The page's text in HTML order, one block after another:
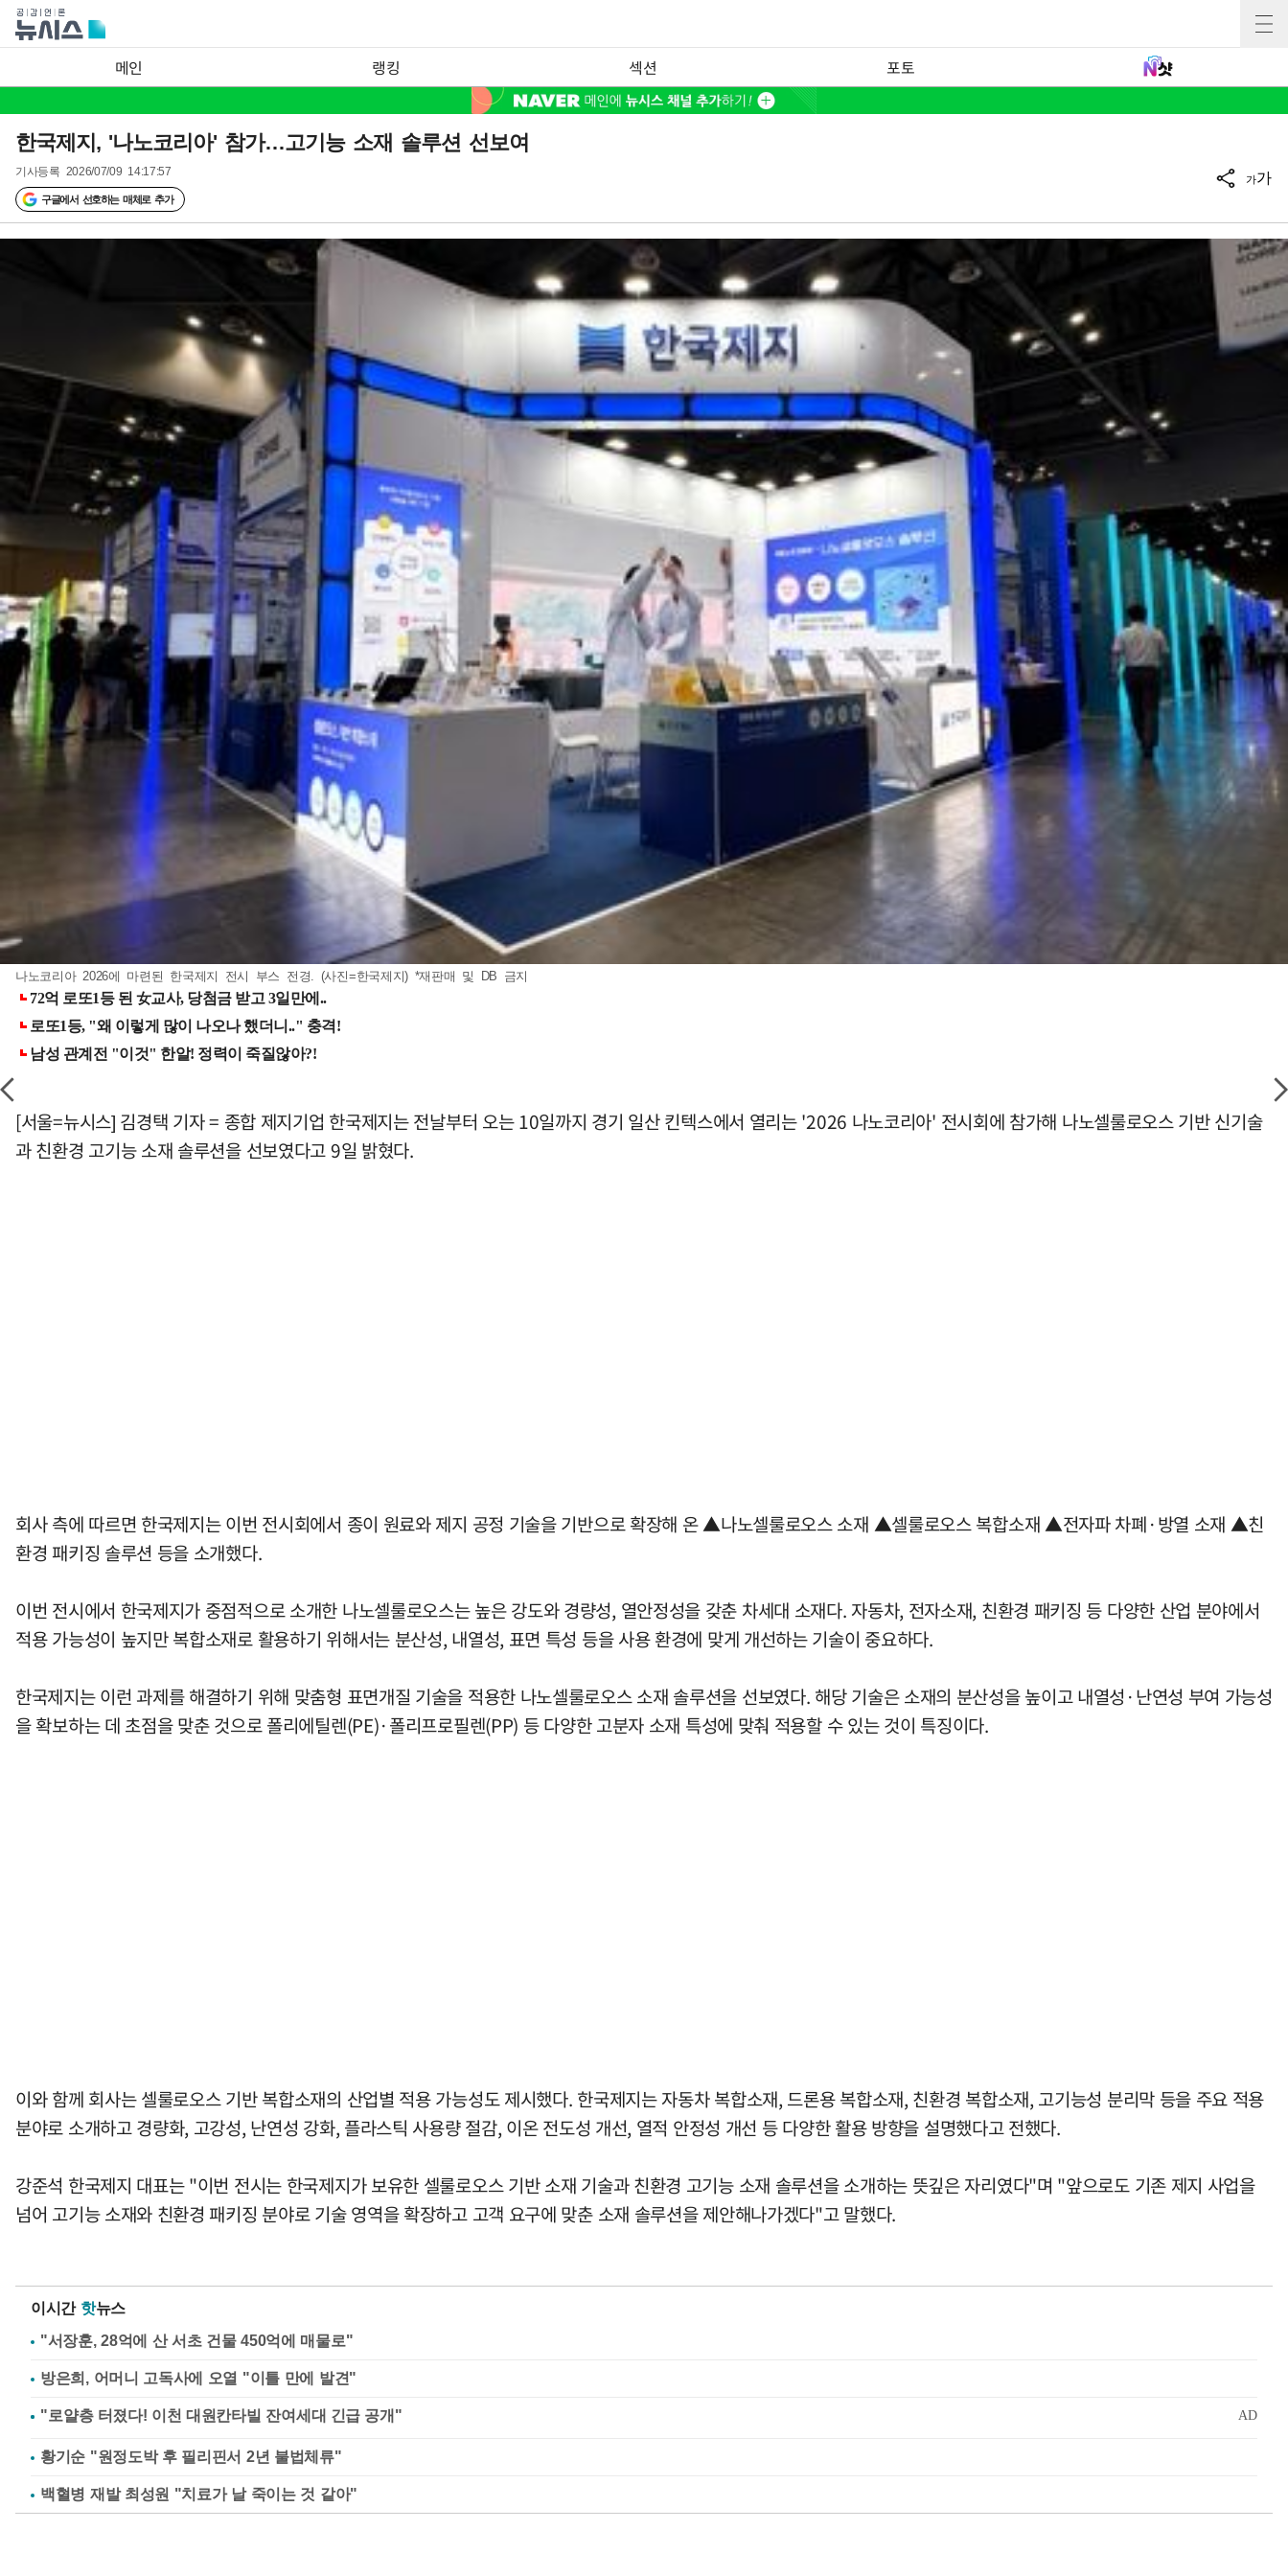
메인 랭킹 섹션 포토
한국제지, '나노코리아' 참가…고기능 소재 솔루션 선보여
기사등록 2026/07/09 14:17:57
구글에서 선호하는 매체로 추가
가가
나노코리아 2026에 마련된 한국제지 전시 부스 전경. (사진=한국제지) *재판매 및 DB 금지
[서울=뉴시스] 김경택 기자 = 종합 제지기업 한국제지는 전날부터 오는 10일까지 경기 일산 킨텍스에서 열리는 '2026 나노코리아' 전시회에 참가해 나노셀룰로오스 기반 신기술
과 친환경 고기능 소재 솔루션을 선보였다고 9일 밝혔다.
회사 측에 따르면 한국제지는 이번 전시회에서 종이 원료와 제지 공정 기술을 기반으로 확장해 온 ▲나노셀룰로오스 소재 ▲셀룰로오스 복합소재 ▲전자파 차폐·방열 소재 ▲친
환경 패키징 솔루션 등을 소개했다.
이번 전시에서 한국제지가 중점적으로 소개한 나노셀룰로오스는 높은 강도와 경량성, 열안정성을 갖춘 차세대 소재다. 자동차, 전자소재, 친환경 패키징 등 다양한 산업 분야에서
적용 가능성이 높지만 복합소재로 활용하기 위해서는 분산성, 내열성, 표면 특성 등을 사용 환경에 맞게 개선하는 기술이 중요하다.
한국제지는 이런 과제를 해결하기 위해 맞춤형 표면개질 기술을 적용한 나노셀룰로오스 소재 솔루션을 선보였다. 해당 기술은 소재의 분산성을 높이고 내열성·난연성 부여 가능성
을 확보하는 데 초점을 맞춘 것으로 폴리에틸렌(PE)·폴리프로필렌(PP) 등 다양한 고분자 소재 특성에 맞춰 적용할 수 있는 것이 특징이다.
이와 함께 회사는 셀룰로오스 기반 복합소재의 산업별 적용 가능성도 제시했다. 한국제지는 자동차 복합소재, 드론용 복합소재, 친환경 복합소재, 고기능성 분리막 등을 주요 적용
분야로 소개하고 경량화, 고강성, 난연성 강화, 플라스틱 사용량 절감, 이온 전도성 개선, 열적 안정성 개선 등 다양한 활용 방향을 설명했다고 전했다.
강준석 한국제지 대표는 "이번 전시는 한국제지가 보유한 셀룰로오스 기반 소재 기술과 친환경 고기능 소재 솔루션을 소개하는 뜻깊은 자리였다"며 "앞으로도 기존 제지 사업을
넘어 고기능 소재와 친환경 패키징 분야로 기술 영역을 확장하고 고객 요구에 맞춘 소재 솔루션을 제안해나가겠다"고 말했다.
이시간 핫뉴스
"서장훈, 28억에 산 서초 건물 450억에 매물로"
방은희, 어머니 고독사에 오열 "이틀 만에 발견"
황기순 "원정도박 후 필리핀서 2년 불법체류"
백혈병 재발 최성원 "치료가 날 죽이는 것 같아"